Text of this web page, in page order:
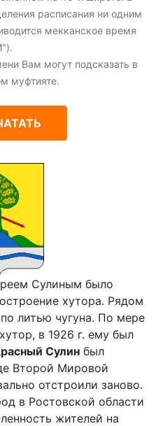
расписания ни одним
мекканское время
Вам могут подсказать в
муфтияте.
Сулиным было
хутора. Рядом
литью чугуна. По мере
в 1926 г. ему был
Сулин был
Второй Мировой
отстроили заново.
в Ростовской области
жителей на